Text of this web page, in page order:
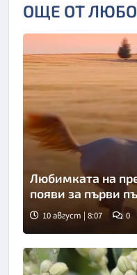
ОЩЕ ОТ
Любимката на
появи за първи
10 август | 8:07 0